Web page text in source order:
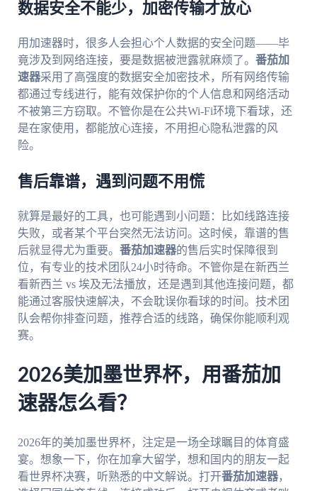
数据安全不能少，加密传输才放心
用加速器时，很多人会担心个人数据的安全问题——毕
竟涉及到网络连接，要是数据被泄露就麻烦了。 番茄加
速器采用了高强度的数据安全加密技术，所有网络传输
都通过专线进行，能有效保护你的个人信息和网络活动
不被第三方窃取。不管你是在公共Wi-Fi环境下看球，还
是在家使用，都能放心连接，不用担心隐私泄露的风
险。
售后靠谱，遇到问题不用慌
就算是最好的工具，也可能遇到小问题：比如线路连接
失败，或者某个平台突然无法访问。这时候，靠谱的售
后就显得尤为重要。 番茄加速器的售后实时保障很到
位，有专业的技术团队24小时待命。不管你是在新西兰
看新西兰 vs 埃及无法播放，还是遇到其他连接问题，都
能通过客服快速解决，不会耽误你看球的时间。技术团
队会帮你排查问题，推荐合适的线路，确保你能顺利观
赛。
2026美加墨世界杯，用番茄加
速器怎么看？
2026年的美加墨世界杯，注定是一场全球瞩目的体育盛
宴。想象一下，你在加拿大留学，想和国内的朋友一起
看世界杯决赛，听熟悉的中文解说。打开番茄加速器，